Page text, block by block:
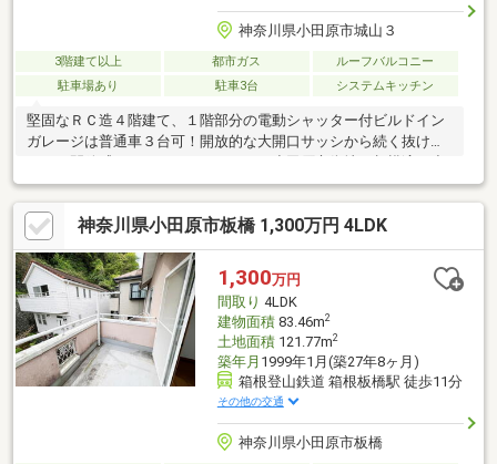
神奈川県小田原市城山３
3階建て以上 都市ガス
ルーフバルコニー
駐車場あり
駐車3台 システムキッチン
堅固なＲＣ造４階建て、１階部分の電動シャッター付ビルドイン
ガレージは普通車３台可！開放的な大開口サッシから続く抜ける
田原城を望むロケーションです！リノベーションベースに最適な
物件です♪■相模湾・小田原市街地・小田原城を望むロケーショ
ン！■広々とした２８帖超のＬＤＫ☆■陽光降り注ぐ開放的な吹き
抜けに大型ＦＩＸサッシ■ビルドインガレージ普通車３台分■２０
帖分のルーフトップバルコニー■室内干しに最適なインナーバル
コニー■広々としたウリン材のウッドデッキ
神奈川県小田原市板橋 1,300万円 4LDK
1,300万円
間取り 4LDK
建物面積83.46m2
土地面積121.77m2
築年月 1999年1月(築27年8ヶ月)
箱根登山鉄道 箱根板橋駅 徒歩11分
その他の交通
神奈川県小田原市板橋